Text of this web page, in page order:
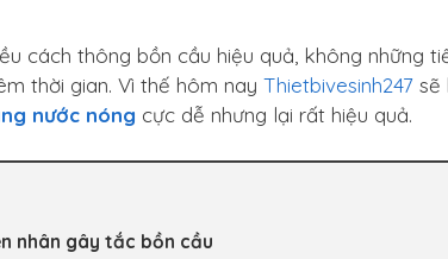
cách thông bồn cầu hiệu quả, không những
thời gian. Vì thế hôm nay Thietbivesinh247 sẽ
nước nóng cực dễ nhưng lại rất hiệu quả.
nhân gây tắc bồn cầu